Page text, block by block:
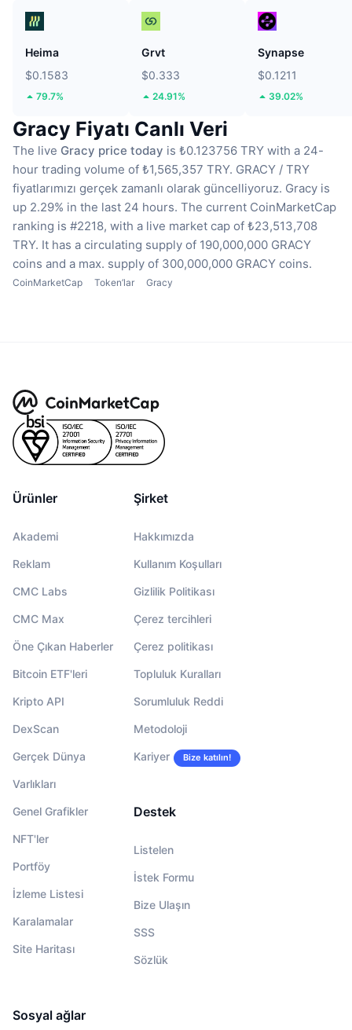
Heima
$0.1583
79.7%
Grvt
$0.333
24.91%
Synapse
$0.1211
39.02%
Gracy Fiyatı Canlı Veri
The live Gracy price today is ₺0.123756 TRY with a 24-
hour trading volume of ₺1,565,357 TRY. GRACY / TRY
fiyatlarımızı gerçek zamanlı olarak güncelliyoruz. Gracy is
up 2.29% in the last 24 hours. The current CoinMarketCap
ranking is #2218, with a live market cap of ₺23,513,708
TRY. It has a circulating supply of 190,000,000 GRACY
coins and a max. supply of 300,000,000 GRACY coins.
CoinMarketCap Token’lar Gracy
Ürünler
Akademi
Reklam
CMC Labs
CMC Max
Öne Çıkan Haberler
Bitcoin ETF'leri
Kripto API
DexScan
Gerçek Dünya
Varlıkları
Genel Grafikler
NFT'ler
Portföy
İzleme Listesi
Karalamalar
Site Haritası
Şirket
Hakkımızda
Kullanım Koşulları
Gizlilik Politikası
Çerez tercihleri
Çerez politikası
Topluluk Kuralları
Sorumluluk Reddi
Metodoloji
Kariyer Bize katılın!
Destek
Listelen
İstek Formu
Bize Ulaşın
SSS
Sözlük
Sosyal ağlar